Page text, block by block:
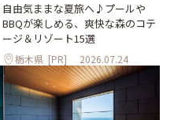
自由気ままな夏旅へ♪プールや
BBQが楽しめる、爽快な森のコテ
ージ＆リゾート15選
栃木県 [PR] 2026.07.24